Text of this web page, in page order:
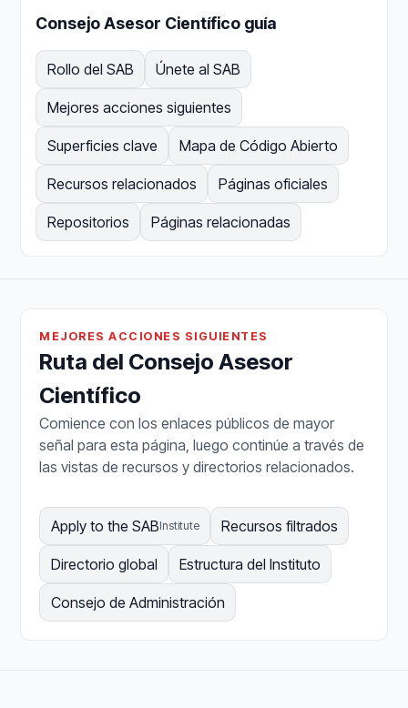
Consejo Asesor Científico guía
Rollo del SAB Únete al SAB
Mejores acciones siguientes
Superficies clave Mapa de Código Abierto
Recursos relacionados Páginas oficiales
Repositorios Páginas relacionadas
MEJORES ACCIONES SIGUIENTES
Ruta del Consejo Asesor
Científico
Comience con los enlaces públicos de mayor
señal para esta página, luego continúe a través de
las vistas de recursos y directorios relacionados.
Apply to the SABInstitute Recursos filtrados
Directorio global Estructura del Instituto
Consejo de Administración